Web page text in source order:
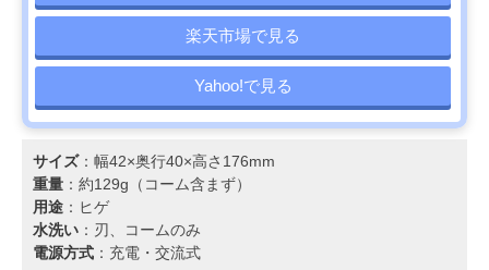
楽天市場で見る
Yahoo!で見る
サイズ：幅42×奥行40×高さ176mm
重量 ：約129g（コーム含まず）
用途 ：ヒゲ
水洗い ：刃、コームのみ
電源方式 ：充電・交流式